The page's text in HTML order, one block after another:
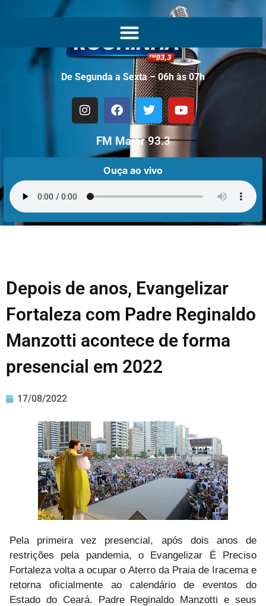
De Segunda a Sexta – 06h às 07h
FM Maior 93.3
Ouça ao vivo
Depois de anos, Evangelizar
Fortaleza com Padre Reginaldo
Manzotti acontece de forma
presencial em 2022
17/08/2022
Pela primeira vez presencial, após dois anos de
restrições pela pandemia, o Evangelizar É Preciso
Fortaleza volta a ocupar o Aterro da Praia de Iracema e
retorna oficialmente ao calendário de eventos do
Estado do Ceará. Padre Reginaldo Manzotti e seus